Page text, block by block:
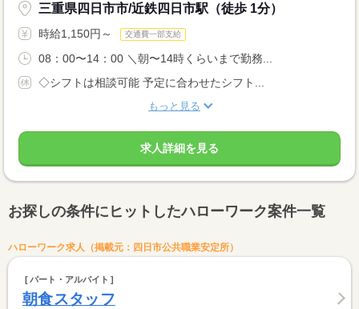
三重県四日市市/近鉄四日市駅（徒歩 1分）
時給1,150円～ 交通費一部支給
08：00〜14：00 ＼朝〜14時くらいまで勤務...
◇シフトは相談可能 予定に合わせたシフト...
もっと見る
求人詳細を見る
お探しの条件にヒットしたハローワーク案件一覧
ハローワーク求人（掲載元：四日市公共職業安定所）
パート・アルバイト
朝食スタッフ